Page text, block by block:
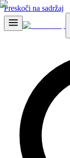
Preskoči na sadržaj